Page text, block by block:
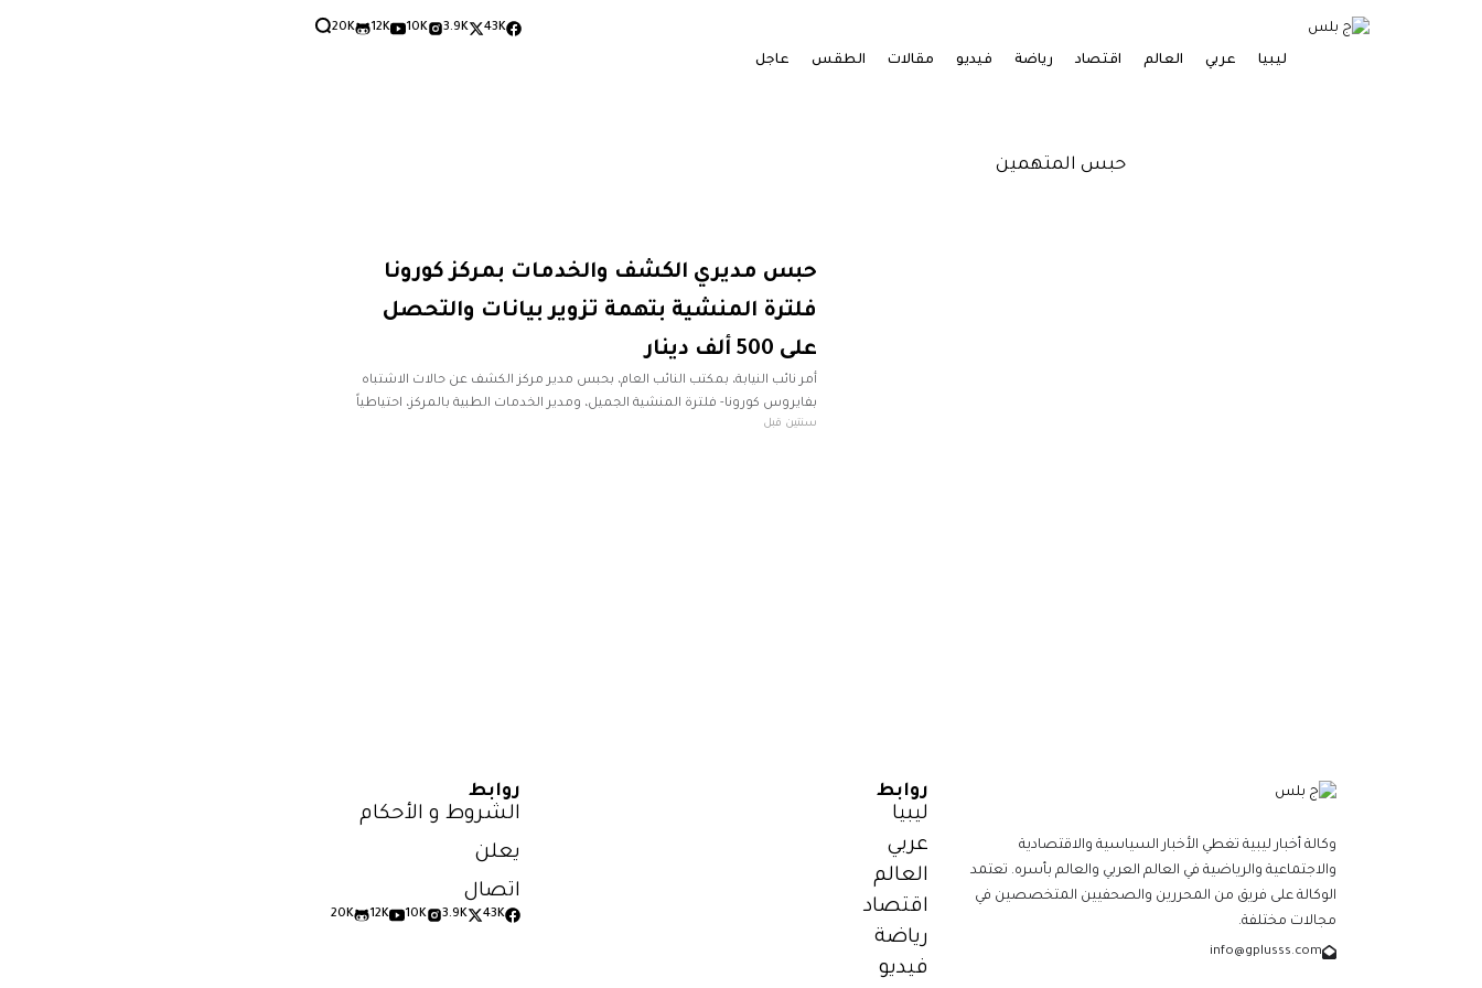
ليبيا عربي العالم اقتصاد رياضة فيديو مقالات الطقس عاجل
43K
3.9K
10K
12K
20K
حبس المتهمين
حبس مديري الكشف والخدمات بمركز كورونا
فلترة المنشية بتهمة تزوير بيانات والتحصل
على 500 ألف دينار
أمر نائب النيابة، بمكتب النائب العام، بحبس مدير مركز الكشف عن حالات الاشتباه
بفايروس كورونا- فلترة المنشية الجميل، ومدير الخدمات الطبية بالمركز، احتياطياً
على ذمة التحقيق. وبحسب بيان لمكتب النائب
سنتين قبل
وكالة أخبار ليبية تغطي الأخبار السياسية والاقتصادية
والاجتماعية والرياضية في العالم العربي والعالم بأسره. تعتمد
الوكالة على فريق من المحررين والصحفيين المتخصصين في
مجالات مختلفة.
info@gplusss.com
روابط
ليبيا
عربي
العالم
اقتصاد
رياضة
فيديو
روابط
الشروط و الأحكام
يعلن
اتصال
43K
3.9K
10K
12K
20K